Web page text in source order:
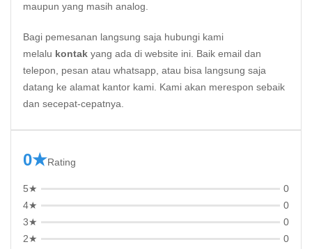
maupun yang masih analog.
Bagi pemesanan langsung saja hubungi kami
melalu kontak yang ada di website ini. Baik email dan
telepon, pesan atau whatsapp, atau bisa langsung saja
datang ke alamat kantor kami. Kami akan merespon sebaik
dan secepat-cepatnya.
0★Rating
5★
0
4★
0
3★
0
2★
0